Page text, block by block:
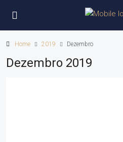
Home 2019 Dezembro
Dezembro 2019